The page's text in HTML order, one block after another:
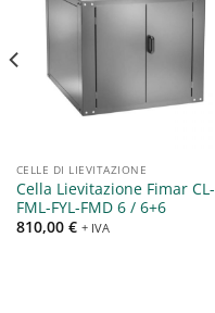
Aggiungi
alla lista
CELLE DI LIEVITAZIONE
Cella Lievitazione Fimar CL-
FML-FYL-FMD 6 / 6+6
810,00 € + IVA